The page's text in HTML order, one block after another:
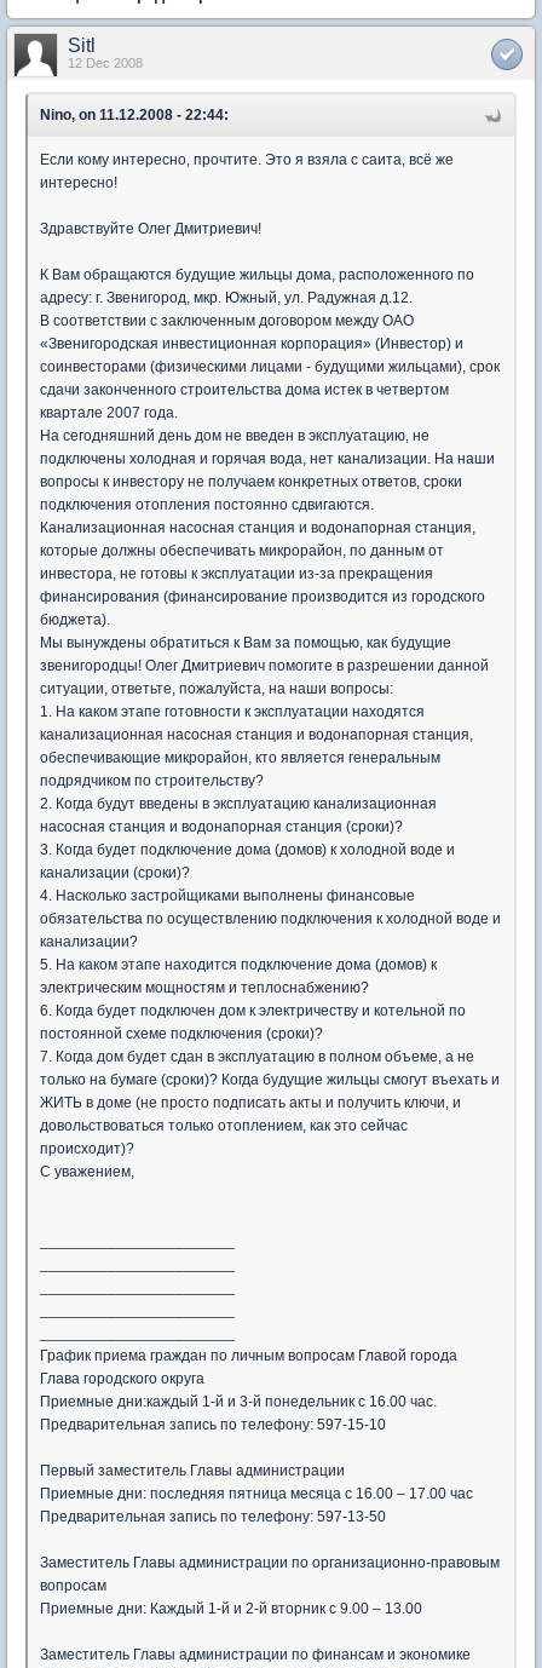
Sitl
12 Dec 2008
Nino, on 11.12.2008 - 22:44:
Если кому интересно, прочтите. Это я взяла с саита, всё же
интересно!
Здравствуйте Олег Дмитриевич!
К Вам обращаются будущие жильцы дома, расположенного по
адресу: г. Звенигород, мкр. Южный, ул. Радужная д.12.
В соответствии с заключенным договором между ОАО
«Звенигородская инвестиционная корпорация» (Инвестор) и
соинвесторами (физическими лицами - будущими жильцами), срок
сдачи законченного строительства дома истек в четвертом
квартале 2007 года.
На сегодняшний день дом не введен в эксплуатацию, не
подключены холодная и горячая вода, нет канализации. На наши
вопросы к инвестору не получаем конкретных ответов, сроки
подключения отопления постоянно сдвигаются.
Канализационная насосная станция и водонапорная станция,
которые должны обеспечивать микрорайон, по данным от
инвестора, не готовы к эксплуатации из-за прекращения
финансирования (финансирование производится из городского
бюджета).
Мы вынуждены обратиться к Вам за помощью, как будущие
звенигородцы! Олег Дмитриевич помогите в разрешении данной
ситуации, ответьте, пожалуйста, на наши вопросы:
1. На каком этапе готовности к эксплуатации находятся
канализационная насосная станция и водонапорная станция,
обеспечивающие микрорайон, кто является генеральным
подрядчиком по строительству?
2. Когда будут введены в эксплуатацию канализационная
насосная станция и водонапорная станция (сроки)?
3. Когда будет подключение дома (домов) к холодной воде и
канализации (сроки)?
4. Насколько застройщиками выполнены финансовые
обязательства по осуществлению подключения к холодной воде и
канализации?
5. На каком этапе находится подключение дома (домов) к
электрическим мощностям и теплоснабжению?
6. Когда будет подключен дом к электричеству и котельной по
постоянной схеме подключения (сроки)?
7. Когда дом будет сдан в эксплуатацию в полном объеме, а не
только на бумаге (сроки)? Когда будущие жильцы смогут въехать и
ЖИТЬ в доме (не просто подписать акты и получить ключи, и
довольствоваться только отоплением, как это сейчас
происходит)?
С уважением,
График приема граждан по личным вопросам Главой города
Глава городского округа
Приемные дни:каждый 1-й и 3-й понедельник с 16.00 час.
Предварительная запись по телефону: 597-15-10
Первый заместитель Главы администрации
Приемные дни: последняя пятница месяца с 16.00 – 17.00 час
Предварительная запись по телефону: 597-13-50
Заместитель Главы администрации по организационно-правовым
вопросам
Приемные дни: Каждый 1-й и 2-й вторник с 9.00 – 13.00
Заместитель Главы администрации по финансам и экономике